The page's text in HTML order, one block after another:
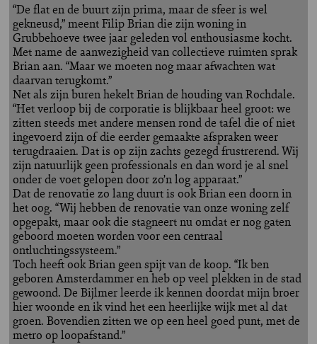
“De flat en de buurt zijn prima, maar de sfeer is wel
gekneusd,” meent Filip Brian die zijn woning in
Grubbehoeve twee jaar geleden vol enthousiasme kocht.
Met name de aanwezigheid van collectieve ruimten sprak
Brian aan. “Maar we moeten nog maar afwachten wat
daarvan terugkomt.”
Net als zijn buren hekelt Brian de houding van Rochdale.
“Het verloop bij de corporatie is blijkbaar heel groot: we
zitten steeds met andere mensen rond de tafel die of niet
ingevoerd zijn of die eerder gemaakte afspraken weer
terugdraaien. Dat is op zijn zachts gezegd frustrerend. Wij
zijn natuurlijk geen professionals en dan word je al snel
onder de voet gelopen door zo’n log apparaat.”
Dat de renovatie zo lang duurt is ook Brian een doorn in
het oog. “Wij hebben de renovatie van onze woning zelf
opgepakt, maar ook die stagneert nu omdat er nog gaten
geboord moeten worden voor een centraal
ontluchtingssysteem.”
Toch heeft ook Brian geen spijt van de koop. “Ik ben
geboren Amsterdammer en heb op veel plekken in de stad
gewoond. De Bijlmer leerde ik kennen doordat mijn broer
hier woonde en ik vind het een heerlijke wijk met al dat
groen. Bovendien zitten we op een heel goed punt, met de
metro op loopafstand.”